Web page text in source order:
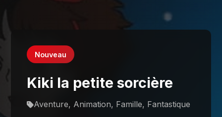
Nouveau
Kiki la petite sorcière
Aventure, Animation, Famille, Fantastique